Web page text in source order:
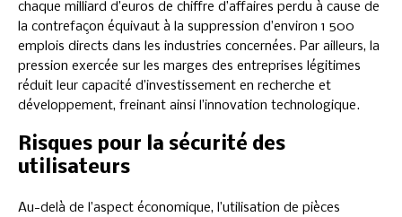
chaque milliard d’euros de chiffre d’affaires perdu à cause de
la contrefaçon équivaut à la suppression d’environ 1 500
emplois directs dans les industries concernées. Par ailleurs, la
pression exercée sur les marges des entreprises légitimes
réduit leur capacité d’investissement en recherche et
développement, freinant ainsi l’innovation technologique.
Risques pour la sécurité des
utilisateurs
Au-delà de l’aspect économique, l’utilisation de pièces